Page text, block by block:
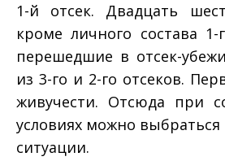
1-­й отсек. Двадцать
кроме личного состава
перешедшие в отсек-­
из 3-­го и 2­-го отсеков.
живучести. Отсюда при
условиях можно
ситуации.